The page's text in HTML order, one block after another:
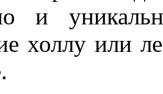
и
холлу или